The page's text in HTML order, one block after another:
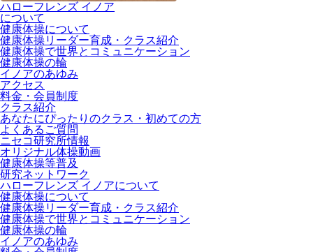
ハローフレンズ イノア
について
健康体操について
健康体操リーダー育成・クラス紹介
健康体操で世界とコミュニケーション
健康体操の輪
イノアのあゆみ
アクセス
料金・会員制度
クラス紹介
あなたにぴったりのクラス・初めての方
よくあるご質問
ニセコ研究所情報
オリジナル体操動画
健康体操等普及
研究ネットワーク
ハローフレンズ イノアについて
健康体操について
健康体操リーダー育成・クラス紹介
健康体操で世界とコミュニケーション
健康体操の輪
イノアのあゆみ